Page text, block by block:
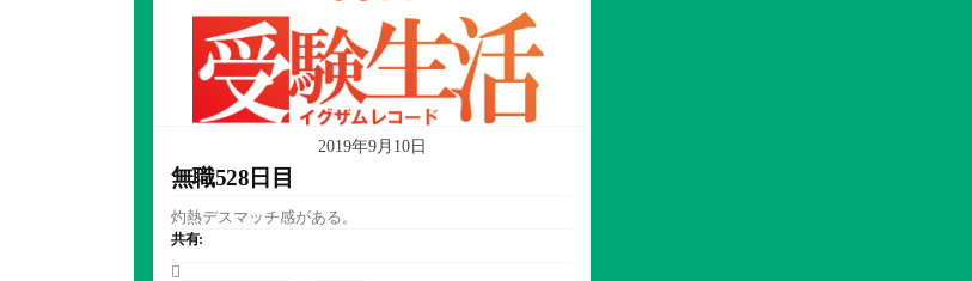
2019年9月10日
無職528日目
灼熱デスマッチ感がある。
共有: